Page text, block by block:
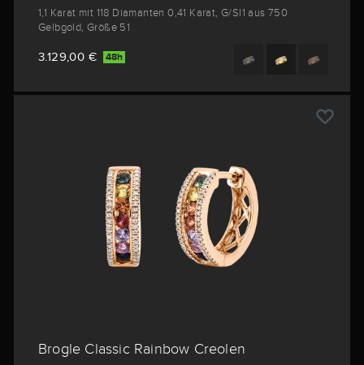
1,1 Karat mit 118 Diamanten 0,41 Karat, G/SI1 aus 750
Gelbgold, Größe 51
3.129,00 € 48h
Brogle Classic Rainbow Creolen